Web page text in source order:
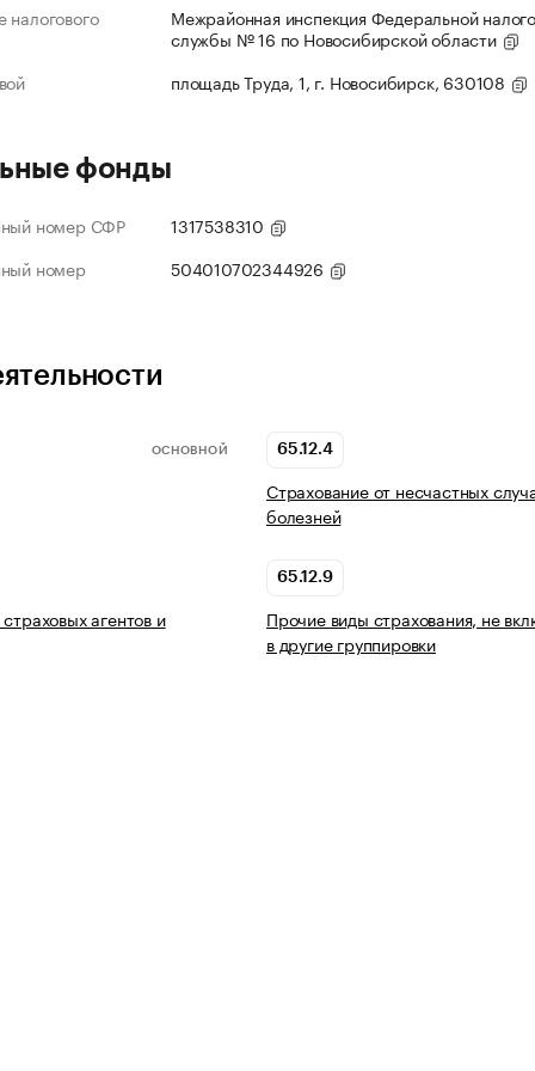
налогового
Межрайонная инспекция Федеральной
службы № 16 по Новосибирской области
площадь Труда, 1, г. Новосибирск, 630108
фонды
номер СФР
1317538310
номер
504010702344926
ОСНОВНОЙ 65.12.4
Страхование от несчастных
болезней
агентов и
65.12.9
Прочие виды страхования, не
в другие группировки